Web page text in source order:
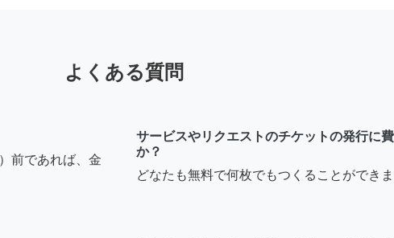
よくある質問
前であれば、金
サービスやリクエストのチケットの発行に
か？
どなたも無料で何枚でもつくることができま